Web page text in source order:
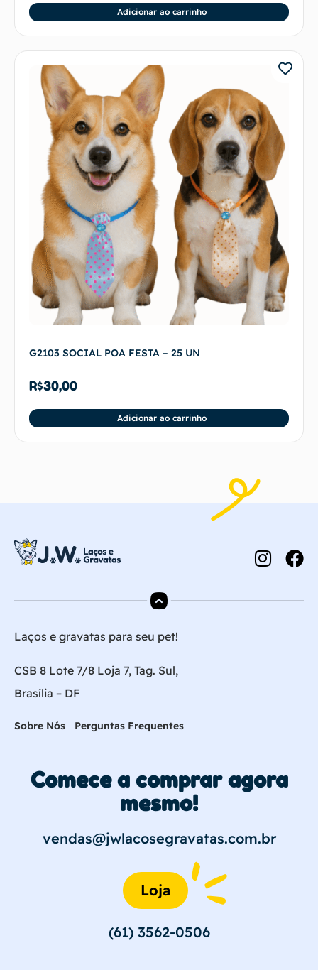
Adicionar ao carrinho
G2103 SOCIAL POA FESTA – 25 UN
R$30,00
Adicionar ao carrinho
Laços e gravatas para seu pet!
CSB 8 Lote 7/8 Loja 7, Tag. Sul,
Brasília – DF
Sobre Nós Perguntas Frequentes
Comece a comprar agora
mesmo!
vendas@jwlacosegravatas.com.br
Loja
(61) 3562-0506